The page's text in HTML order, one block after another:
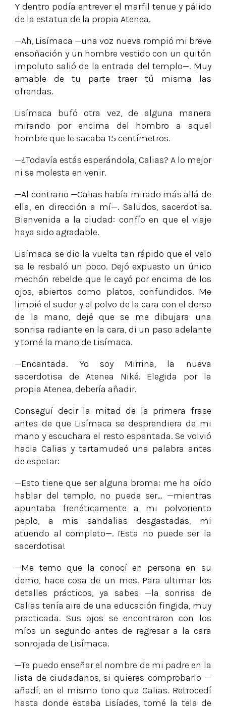
Y dentro podía entrever el marfil tenue y pálido
de la estatua de la propia Atenea.
—Ah, Lisímaca —una voz nueva rompió mi breve
ensoñación y un hombre vestido con un quitón
impoluto salió de la entrada del templo—. Muy
amable de tu parte traer tú misma las
ofrendas.
Lisímaca bufó otra vez, de alguna manera
mirando por encima del hombro a aquel
hombre que le sacaba 15 centímetros.
—¿Todavía estás esperándola, Calias? A lo mejor
ni se molesta en venir.
—Al contrario —Calias había mirado más allá de
ella, en dirección a mí—. Saludos, sacerdotisa.
Bienvenida a la ciudad: confío en que el viaje
haya sido agradable.
Lisímaca se dio la vuelta tan rápido que el velo
se le resbaló un poco. Dejó expuesto un único
mechón rebelde que le cayó por encima de los
ojos, abiertos como platos, confundidos. Me
limpié el sudor y el polvo de la cara con el dorso
de la mano, dejé que se me dibujara una
sonrisa radiante en la cara, di un paso adelante
y tomé la mano de Lisímaca.
—Encantada. Yo soy Mirrina, la nueva
sacerdotisa de Atenea Niké. Elegida por la
propia Atenea, debería añadir.
Conseguí decir la mitad de la primera frase
antes de que Lisímaca se desprendiera de mi
mano y escuchara el resto espantada. Se volvió
hacia Calias y tartamudeó una palabra antes
de espetar:
—Esto tiene que ser alguna broma: me ha oído
hablar del templo, no puede ser… —mientras
apuntaba frenéticamente a mi polvoriento
peplo, a mis sandalias desgastadas, mi
atuendo al completo—. ¡Esta no puede ser la
sacerdotisa!
—Me temo que la conocí en persona en su
demo, hace cosa de un mes. Para ultimar los
detalles prácticos, ya sabes —la sonrisa de
Calias tenía aire de una educación fingida, muy
practicada. Sus ojos se encontraron con los
míos un segundo antes de regresar a la cara
sonrojada de Lisímaca.
—Te puedo enseñar el nombre de mi padre en la
lista de ciudadanos, si quieres comprobarlo —
añadí, en el mismo tono que Calias. Retrocedí
hasta donde estaba Lisíades, tomé la tela de